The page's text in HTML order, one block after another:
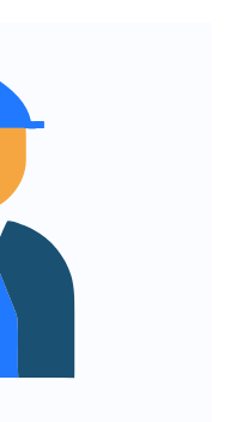
логов и
тестирования
выявление
системы
багов и
решений на
тестирования